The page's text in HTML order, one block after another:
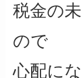
税金の
ので
心配に